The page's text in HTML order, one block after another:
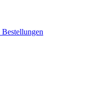
Bestellungen